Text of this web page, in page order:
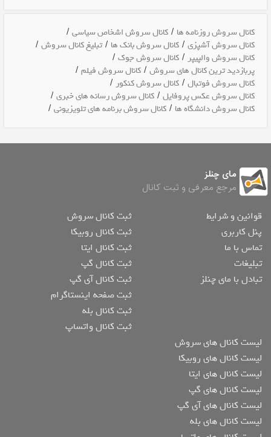
کانال سروش روزنامه ها /کانال سروش اشخاص سیاسی /
کانال سروش آشپزی /کانال سروش بانک ها /تبلیغ کانال سروش /
کانال سروش والپیپر /کانال سروش جوک /
پربازدید ترین کانال های سروش /کانال سروش فیلم /
کانال سروش فوتبال /کانال سروش کنکور /
کانال سروش عکس پروفایل /کانال سروش رسانه های خبری /
کانال سروش دانشگاه ها /کانال سروش برنامه های تلویزیونی /
مای چنلز
مرجع معرفی و ثبت کانال
قوانین و شرایط
پنل کاربری
تماس با ما
تبلیغات
تبادل با مای چنلز
ثبت کانال سروش
ثبت کانال روبیکا
ثبت کانال ایتا
ثبت کانال گپ
ثبت کانال آی گپ
ثبت صفحه اینستاگرام
ثبت کانال بله
ثبت کانال واتساپ
لیست کانال های سروش
لیست کانال های روبیکا
لیست کانال های ایتا
لیست کانال های گپ
لیست کانال های آی گپ
لیست کانال های بله